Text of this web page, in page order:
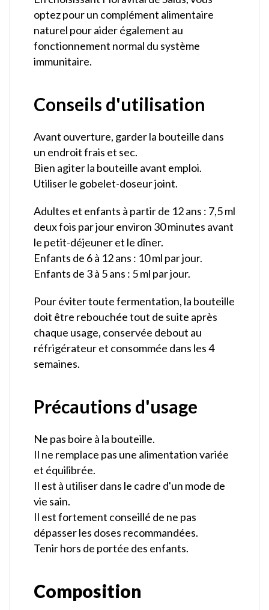
optez pour un complément alimentaire
naturel pour aider également au
fonctionnement normal du système
immunitaire.
Conseils d'utilisation
Avant ouverture, garder la bouteille dans
un endroit frais et sec.
Bien agiter la bouteille avant emploi.
Utiliser le gobelet-doseur joint.
Adultes et enfants à partir de 12 ans : 7,5 ml
deux fois par jour environ 30 minutes avant
le petit-déjeuner et le dîner.
Enfants de 6 à 12 ans : 10 ml par jour.
Enfants de 3 à 5 ans : 5 ml par jour.
Pour éviter toute fermentation, la bouteille
doit être rebouchée tout de suite après
chaque usage, conservée debout au
réfrigérateur et consommée dans les 4
semaines.
Précautions d'usage
Ne pas boire à la bouteille.
Il ne remplace pas une alimentation variée
et équilibrée.
Il est à utiliser dans le cadre d'un mode de
vie sain.
Il est fortement conseillé de ne pas
dépasser les doses recommandées.
Tenir hors de portée des enfants.
Composition